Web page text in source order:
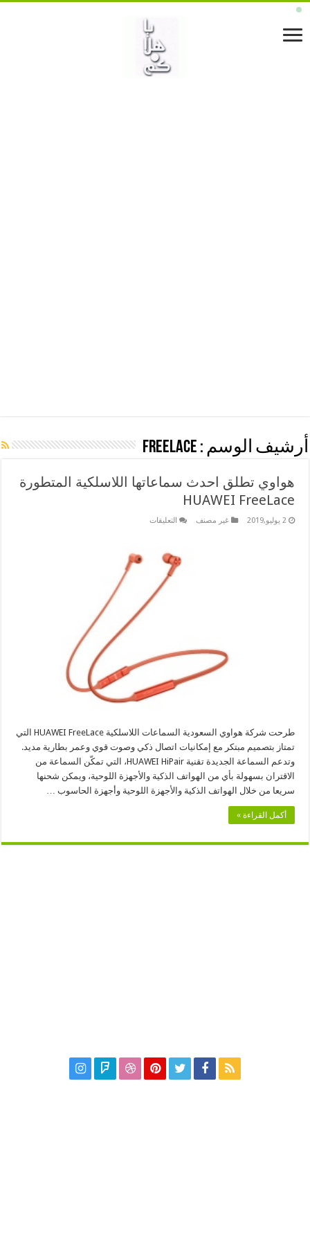
أرشيف الوسم : FreeLace
هواوي تطلق احدث سماعاتها اللاسلكية المتطورة
HUAWEI FreeLace
2 يوليو,2019 غير مصنف التعليقاتعلى
سماعاتها
اللاسلكية
المتطورة
HUAWEI
مغلقة
طرحت شركة هواوي السعودية السماعات اللاسلكية HUAWEI FreeLace التي
تمتاز بتصميم مبتكر مع إمكانيات اتصال ذكي وصوت قوي وعمر بطارية مديد.
وتدعم السماعة الجديدة تقنية HUAWEI HiPair، التي تمكّن السماعة من
الاقتران بسهولة بأي من الهواتف الذكية والأجهزة اللوحية، ويمكن شحنها
سريعا من خلال الهواتف الذكية والأجهزة اللوحية وأجهزة الحاسوب …
أكمل القراءة »